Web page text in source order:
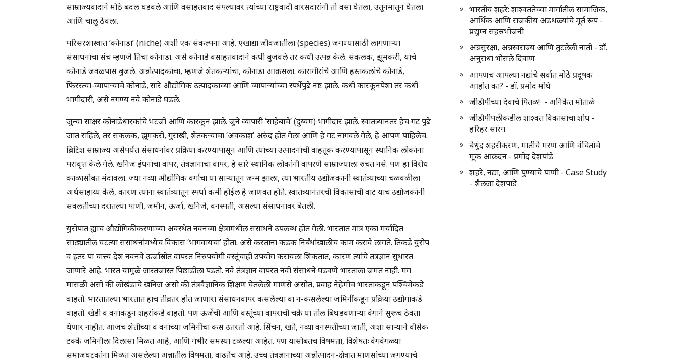
साम्राज्यवादाने मोठे बदल घडवले आणि वसाहतवाद संपल्यावर त्यांच्या राष्ट्रवादी वारसदारांनी तो वसा घेतला, उतूनमातून घेतला
आणि चालू ठेवला.
परिसरशास्त्रात ‘कोनाडा’ (niche) अशी एक संकल्पना आहे. एखाद्या जीवजातीला (species) जगण्यासाठी लागणाऱ्या
संसाधनांचा संच म्हणजे तिचा कोनाडा. असे कोनाडे वसाहतवादाने कधी बुजवले तर कधी उत्पन्न केले. संकलक, झूमकरी, यांचे
कोनाडे जवळपास बुजले. अन्नोत्पादकांचा, म्हणजे शेतकऱ्यांचा, कोनाडा आक्रसला. कारागीरांचे आणि हस्तकलांचे कोनाडे,
फिरस्त्या-व्यापाऱ्यांचे कोनाडे, सारे औद्योगिक उत्पादकांच्या आणि व्यापाऱ्यांच्या स्पर्धेपुढे नष्ट झाले. कधी कारकूनपेशा तर कधी
भागीदारी, असे नगण्य नवे कोनाडे घडले.
जुन्या साक्षर कोनाडेधारकांचे भटजी आणि कारकून झाले. जुने व्यापारी ‘साहेबांचे’ (दुय्यम) भागीदार झाले. स्वातंत्र्यानंतर हेच गट पुढे
जात राहिले, तर संकलक, झूमकरी, गुराखी, शेतकऱ्यांचा ‘अवकाश’ अरुंद होत गेला आणि हे गट नागवले गेले, हे आपण पाहिलेच.
ब्रिटिश साम्राज्य असेपर्यंत संसाधनांवर प्रक्रिया करण्यापासून आणि त्यांच्या उत्पादनांची वाहतूक करण्यापासून स्थानिक लोकांना
परावृत्त केले गेले. खनिज इंधनांचा वापर, तंत्रज्ञानाचा वापर, हे सारे स्थानिक लोकांनी वापरणे साम्राज्याला रुचत नसे. पण हा विरोध
काळासोबत मंदावला. ज्या नव्या औद्योगिक वर्गाचा या साऱ्यातून जन्म झाला, त्या भारतीय उद्योजकांनी स्वातंत्र्याच्या चळवळीला
अर्थसाहाय्य केले, कारण त्यांना स्वातंत्र्यातून स्पर्धा कमी होईल हे जाणवत होते. स्वातंत्र्यानंतरची विकासाची वाट याच उद्योजकांनी
सवलतीच्या दरातल्या पाणी, जमीन, ऊर्जा, खनिजे, वनस्पती, असल्या संसाधनावर बेतली.
युरोपात ह्याच औद्योगिकीकरणाच्या अवस्थेत नवनव्या क्षेत्रांमधील संसाधने उपलब्ध होत गेली. भारतात मात्र एका मर्यादित
साठ्यातील घटत्या संसाधनांमध्येच विकास ‘भागवायचा’ होता. असे करताना कडक निर्बंधांखालीच काम करावे लागते. तिकडे युरोप
व इतर पा चात्त्य देश नवनवे ऊर्जास्रोत वापरत निरुपयोगी वस्तूंचाही उपयोग करायला शिकतात, कारण त्यांचे तंत्रज्ञान सुधारत
जाणारे आहे. भारत यामुळे जास्तजास्त पिछाडीला पडतो. नवे तंत्रज्ञान वापरत नवी संसाधने घडवणे भारताला जमत नाही. मग
मासळी असो की लोखंडाचे खनिज असो की तंत्रवैज्ञानिक शिक्षण घेतलेली माणसे असोत, प्रवाह नेहेमीच भारताकडून पश्चिमेकडे
वाहतो. भारतातल्या भारतात हाच तीव्रतर होत जाणारा संसाधनवापर कसलेल्या वा न-कसलेल्या जमिनींकडून प्रक्रिया उद्योगांकडे
वाहतो. खेडी व वनांकडून शहरांकडे वाहतो. पण ऊर्जेची आणि वस्तूंच्या वापराची चक्रे या तोल बिघडवणाऱ्या वेगाने सुरूच ठेवता
येणार नाहीत. आजच शेतीच्या व वनांच्या जमिनींचा कस उतरतो आहे. सिंचन, खते, नव्या वनस्पतींच्या जाती, अशा साऱ्याने वीसेक
टक्के जमिनीला दिलासा मिळत आहे, आणि गंभीर समस्या टळल्या आहेत. पण यासोबतच विषमता, विशेषतः वेगवेगळ्या
समाजघटकांना मिळत असलेल्या अन्नातील विषमता, वाढतेच आहे. उच्च तंत्रज्ञानाच्या अन्नोत्पादन-क्षेत्रात माणसांच्या जगण्याचे
भारतीय शहरे: शाश्वततेच्या मार्गातील सामाजिक,
आर्थिक आणि राजकीय अडथळ्यांचे मूर्त रूप -
प्रद्युम्न सहस्रभोजनी
अन्नसुरक्षा, अन्नस्वराज्य आणि तुटलेली नाती - डॉ.
अनुराधा भोसले दिवाण
आपणच आपल्या नद्यांचे सर्वात मोठे प्रदूषक
आहोत का? - डॉ. प्रमोद मोघे
जीडीपीच्या देवाचे पितळ! - अनिकेत मोताळे
जीडीपीपलीकडील शाश्वत विकासाचा शोध -
हरिहर सारंग
बेधुंद शहरीकरण, मातीचे मरण आणि वंचितांचे
मूक आक्रंदन - प्रमोद देशपांडे
शहरे, नद्या, आणि पुण्याचे पाणी - Case Study
- शैलजा देशपांडे